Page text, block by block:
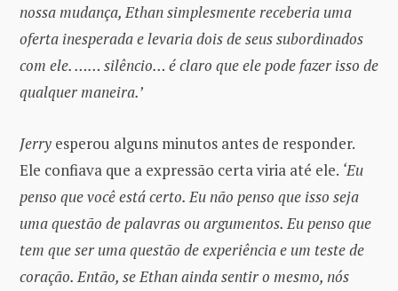
nossa mudança, Ethan simplesmente receberia uma
oferta inesperada e levaria dois de seus subordinados
com ele. …… silêncio… é claro que ele pode fazer isso de
qualquer maneira.’
Jerry esperou alguns minutos antes de responder.
Ele confiava que a expressão certa viria até ele. ‘Eu
penso que você está certo. Eu não penso que isso seja
uma questão de palavras ou argumentos. Eu penso que
tem que ser uma questão de experiência e um teste de
coração. Então, se Ethan ainda sentir o mesmo, nós